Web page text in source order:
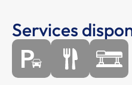
Services